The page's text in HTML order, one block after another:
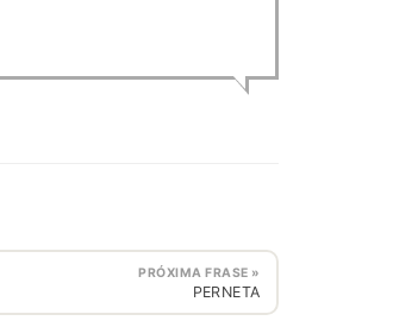
PRÓXIMA FRASE »
PERNETA